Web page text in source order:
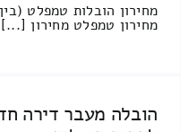
מחירון הובלות טמפלט
מחירון טמפלט מחירון [...]
הובלה מעבר דירה